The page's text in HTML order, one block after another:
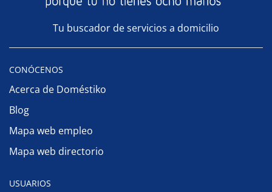
Tu buscador de servicios a domicilio
CONÓCENOS
Acerca de Doméstiko
Blog
Mapa web empleo
Mapa web directorio
USUARIOS